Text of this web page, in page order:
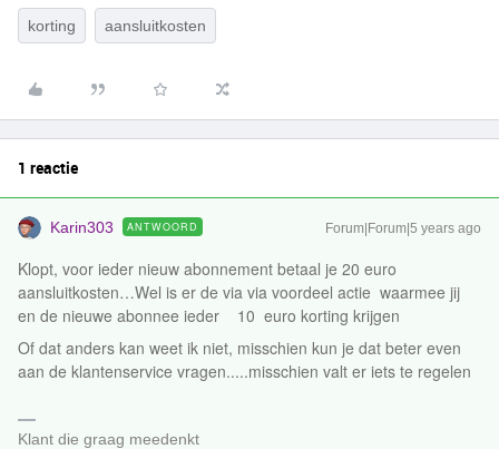
korting aansluitkosten
1 reactie
Karin303 ANTWOORD Forum|Forum|5 years ago
Klopt, voor ieder nieuw abonnement betaal je 20 euro
aansluitkosten…Wel is er de via via voordeel actie waarmee jij
en de nieuwe abonnee ieder 10 euro korting krijgen
Of dat anders kan weet ik niet, misschien kun je dat beter even
aan de klantenservice vragen.....misschien valt er iets te regelen
Klant die graag meedenkt